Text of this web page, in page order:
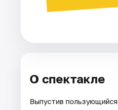
О спектакле
Выпустив